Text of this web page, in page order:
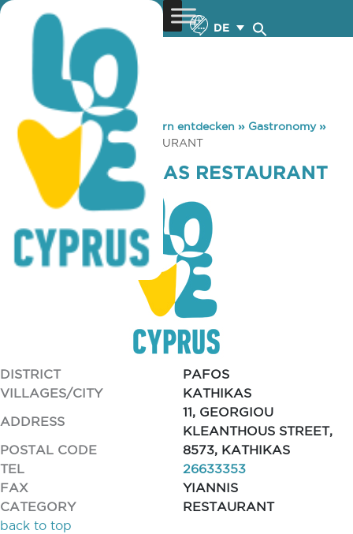
DE
You are here: Home »Zypern entdecken » Gastronomy»
YIANNIS KATHIKAS RESTAURANT
YIANNIS KATHIKAS RESTAURANT
DISTRICT
PAFOS
VILLAGES/CITY
KATHIKAS
ADDRESS
11, GEORGIOU
KLEANTHOUS STREET,
POSTAL CODE
8573, KATHIKAS
TEL
26633353
FAX
YIANNIS
CATEGORY
RESTAURANT
back to top